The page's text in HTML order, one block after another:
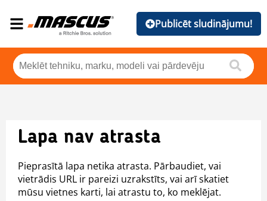
Publicēt sludinājumu!
Lapa nav atrasta
Pieprasītā lapa netika atrasta. Pārbaudiet, vai
vietrādis URL ir pareizi uzrakstīts, vai arī skatiet
mūsu vietnes karti, lai atrastu to, ko meklējat.